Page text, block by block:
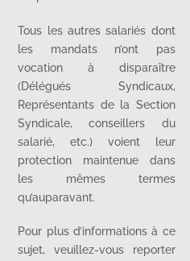
Tous les autres salariés dont
les mandats n’ont pas
vocation à disparaître
(Délégués Syndicaux,
Représentants de la Section
Syndicale, conseillers du
salarié, etc.) voient leur
protection maintenue dans
les mêmes termes
qu’auparavant.
Pour plus d’informations à ce
sujet, veuillez-vous reporter